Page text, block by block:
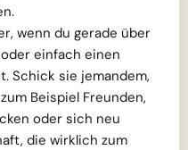
wenn du gerade über
einfach einen
Schick sie jemandem,
Beispiel Freunden,
oder sich neu
die wirklich zum